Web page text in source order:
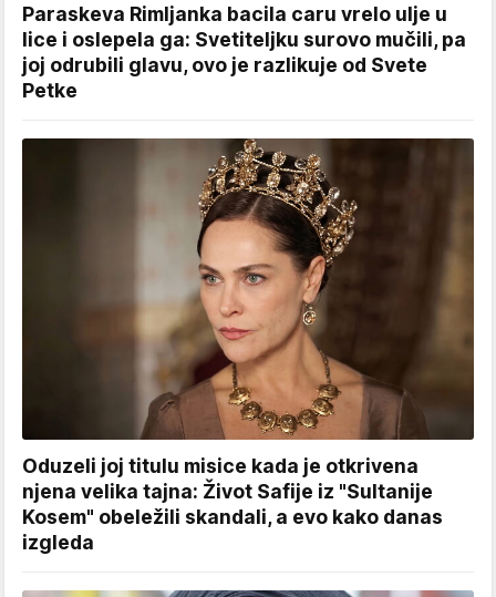
Paraskeva Rimljanka bacila caru vrelo ulje u
lice i oslepela ga: Svetiteljku surovo mučili, pa
joj odrubili glavu, ovo je razlikuje od Svete
Petke
Oduzeli joj titulu misice kada je otkrivena
njena velika tajna: Život Safije iz "Sultanije
Kosem" obeležili skandali, a evo kako danas
izgleda